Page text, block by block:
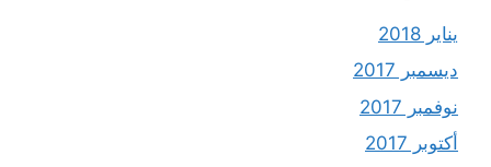
يناير 2018
ديسمبر 2017
نوفمبر 2017
أكتوبر 2017